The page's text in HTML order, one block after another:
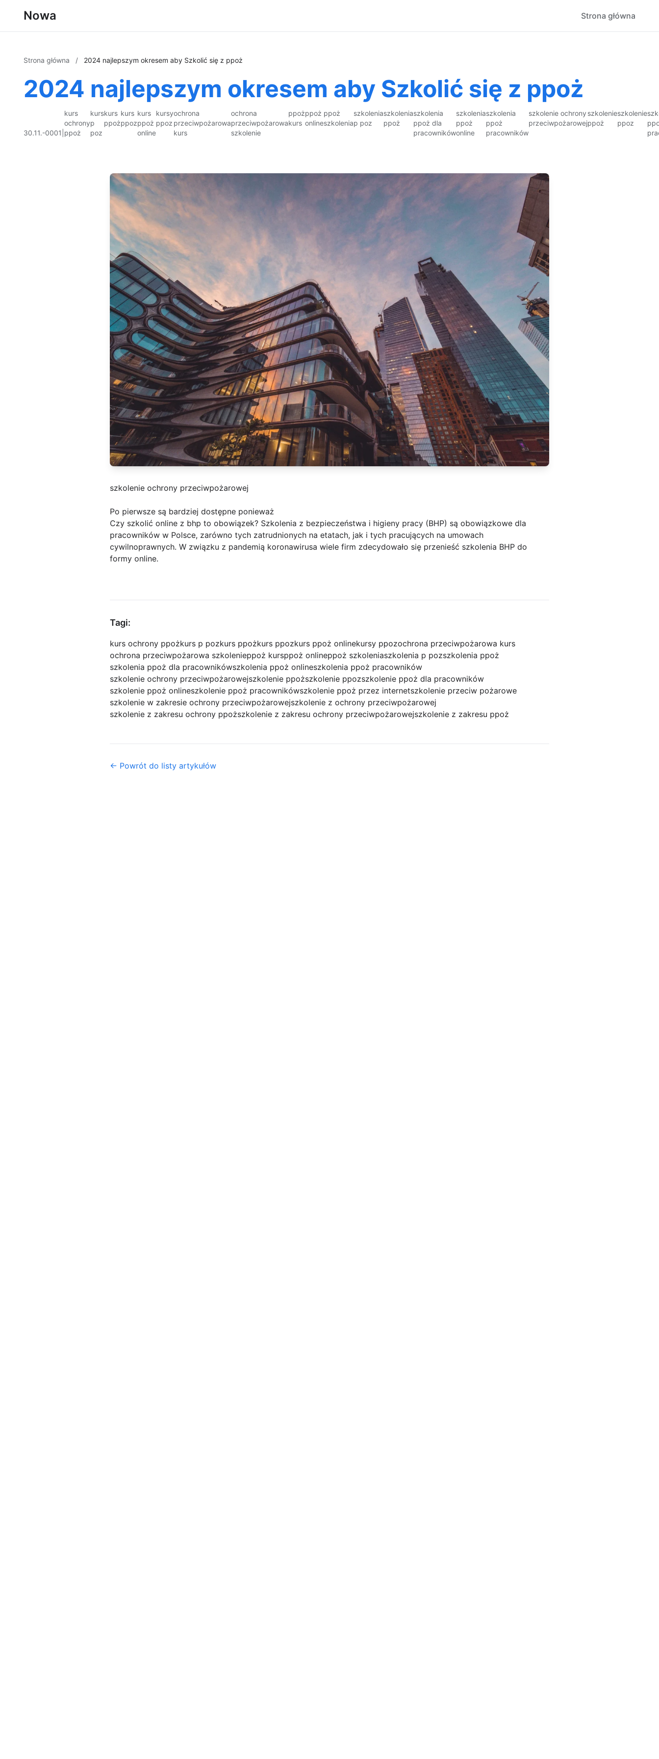
Nowa Strona główna
Strona główna / 2024 najlepszym okresem aby Szkolić się z ppoż
2024 najlepszym okresem aby Szkolić się z ppoż
30.11.-0001
kurs
ochrony
ppoż
kurs
p
poz
kurs
ppoż
kurs
ppoz
kurs
ppoż
online
kursy
ppoz
ochrona
przeciwpożarowa
kurs
ochrona
przeciwpożarowa
szkolenie
ppoż
kurs
ppoż
online
ppoż
szkolenia
szkolenia
p poz
szkolenia
ppoż
szkolenia
ppoż dla
pracowników
szkolenia
ppoż
online
szkolenia
ppoż
pracowników
szkolenie ochrony
przeciwpożarowej
szkolenie
ppoż
szkolenie
ppoz
szkolenie ochrony przeciwpożarowej
Po pierwsze są bardziej dostępne ponieważ
Czy szkolić online z bhp to obowiązek? Szkolenia z bezpieczeństwa i higieny pracy (BHP) są obowiązkowe dla
pracowników w Polsce, zarówno tych zatrudnionych na etatach, jak i tych pracujących na umowach
cywilnoprawnych. W związku z pandemią koronawirusa wiele firm zdecydowało się przenieść szkolenia BHP do
formy online.
Tagi:
kurs ochrony ppożkurs p pozkurs ppożkurs ppozkurs ppoż onlinekursy ppozochrona przeciwpożarowa kurs
ochrona przeciwpożarowa szkolenieppoż kursppoż onlineppoż szkoleniaszkolenia p pozszkolenia ppoż
szkolenia ppoż dla pracownikówszkolenia ppoż onlineszkolenia ppoż pracowników
szkolenie ochrony przeciwpożarowejszkolenie ppoższkolenie ppozszkolenie ppoż dla pracowników
szkolenie ppoż onlineszkolenie ppoż pracownikówszkolenie ppoż przez internetszkolenie przeciw pożarowe
szkolenie w zakresie ochrony przeciwpożarowejszkolenie z ochrony przeciwpożarowej
szkolenie z zakresu ochrony ppoższkolenie z zakresu ochrony przeciwpożarowejszkolenie z zakresu ppoż
← Powrót do listy artykułów